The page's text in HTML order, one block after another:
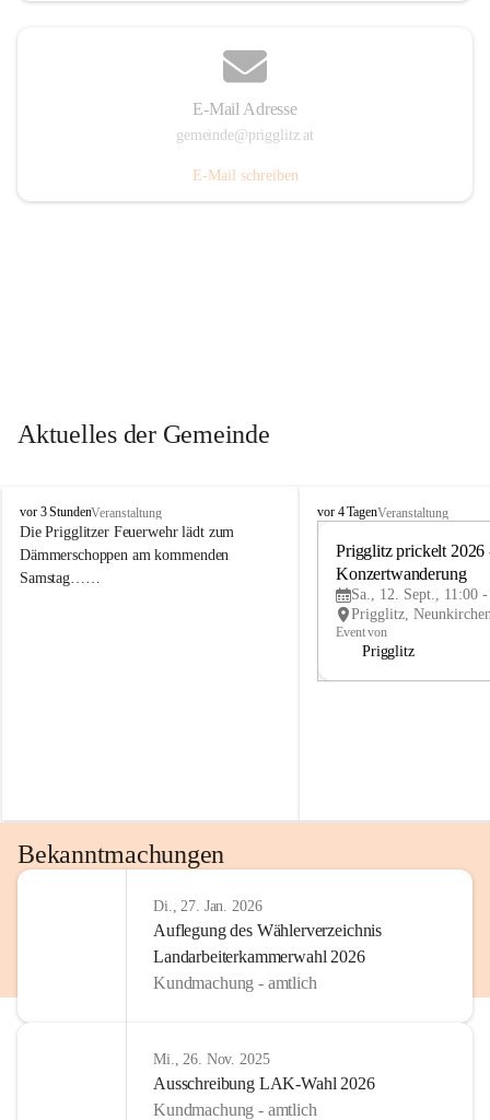
E-Mail Adresse
gemeinde@prigglitz.at
E-Mail schreiben
Aktuelles der Gemeinde
P
r
i
g
vor 3 StundenVeranstaltung
Die Prigglitzer Feuerwehr lädt zum
Dämmerschoppen am kommenden
Samstag……
P
vor 4 TagenVeranstaltung
Prigglitz prickelt 2026
Konzertwanderung
Sa., 12. Sept., 11:00
Event von
Prigglitz
Bekanntmachungen
Di., 27. Jan. 2026
Auflegung des Wählerverzeichnis
Landarbeiterkammerwahl 2026
Kundmachung - amtlich
Mi., 26. Nov. 2025
Ausschreibung LAK-Wahl 2026
Kundmachung - amtlich